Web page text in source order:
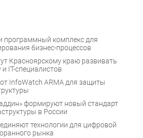
программный комплекс для
бизнес-процессов
Красноярскому краю развивать
IT-специалистов
от InfoWatch ARMA для защиты
формируют новый стандарт
в России
технологии для цифровой
рынка